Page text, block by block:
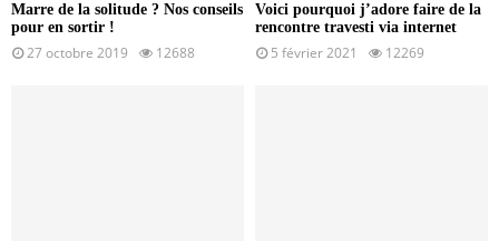
Marre de la solitude ? Nos conseils
pour en sortir !
27 octobre 2019 12688
Voici pourquoi j’adore faire de la
rencontre travesti via internet
5 février 2021 12269